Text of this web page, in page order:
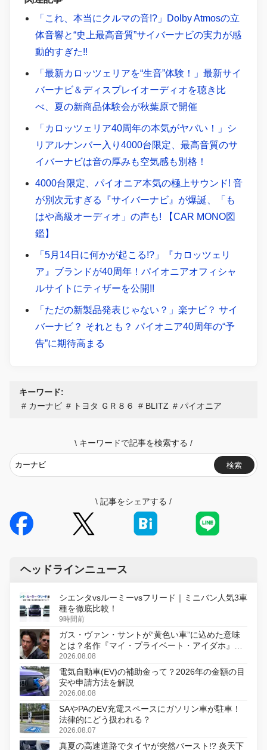
「これ、本当にクルマの音!?」Dolby Atmosの立
体音響と“史上最高音質”サイバーナビの実力が感
動的すぎた!!
「最新カロッツェリアを“生音”体験！」最新サイ
バーナビ＆ディスプレイオーディオを聴き比
べ、夏の新商品体験会が秋葉原で開催
「カロッツェリア40周年の本気がヤバい！」シ
リアルナンバー入り4000台限定、最高音質のサ
イバーナビは音の厚みも空気感も別格！
4000台限定、パイオニア本気の極上サウンド! 音
が別次元すぎる『サイバーナビ』が爆誕、「も
はや高級オーディオ」の声も! 【CAR MONO図
鑑】
「5月14日に何かが起こる!?」『カロッツェリ
ア』ブランドが40周年！パイオニアオフィシャ
ルサイトにティザーを公開!!
「ただの新製品発表じゃない？」楽ナビ？ サイ
バーナビ？ それとも？ パイオニア40周年の“予
告”に期待高まる
キーワード:
カーナビ
トヨタ ＧＲ８６ BLITZ パイオニア
\ キーワードで記事を検索する /
検索
\ 記事をシェアする /
ヘッドラインニュース
シエンタvsルーミーvsフリード｜ミニバン人気3車
種を徹底比較！
9時間前
ガス・ヴァン・サントが“黄色い車”に込めた意味
とは？名作『マイ・プライベート・アイダホ』が
初のデジタルリマスター版で復活
2026.08.08
電気自動車(EV)の補助金って？2026年の金額の目
安や申請方法を解説
2026.08.08
SAやPAのEV充電スペースにガソリン車が駐車！
法律的にどう扱われる？
2026.08.07
真夏の高速道路でタイヤが突然バースト!? 炎天下